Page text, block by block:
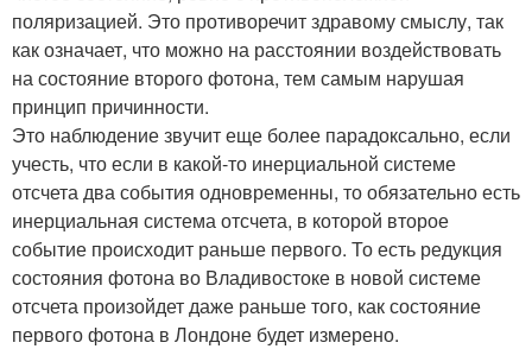
поляризацией. Это противоречит здравому смыслу, так
как означает, что можно на расстоянии воздействовать
на состояние второго фотона, тем самым нарушая
принцип причинности.
Это наблюдение звучит еще более парадоксально, если
учесть, что если в какой-то инерциальной системе
отсчета два события одновременны, то обязательно есть
инерциальная система отсчета, в которой второе
событие происходит раньше первого. То есть редукция
состояния фотона во Владивостоке в новой системе
отсчета произойдет даже раньше того, как состояние
первого фотона в Лондоне будет измерено.